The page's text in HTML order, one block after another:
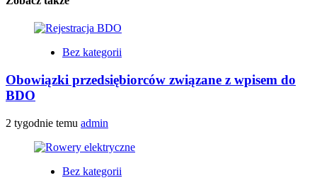
Bez kategorii
Obowiązki przedsiębiorców związane z wpisem do
BDO
2 tygodnie temu admin
Bez kategorii